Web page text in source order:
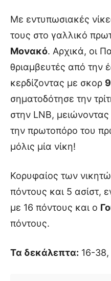
Με εντυπωσιακές
τους στο γαλλικό
Μονακό. Αρχικά, οι
θριαμβευτές από την
κερδίζοντας με σκορ
σηματοδότησε την
στην LNB,
την πρωτοπόρο του
μόλις μία νίκη!
Κορυφαίος των
πόντους και 5 ασίστ,
με 16 πόντους και ο
πόντους.
Τα δεκάλεπτα: 16-